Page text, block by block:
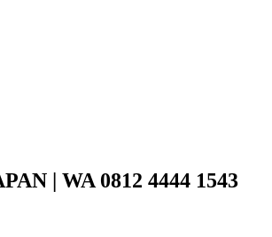
| WA 0812 4444 1543